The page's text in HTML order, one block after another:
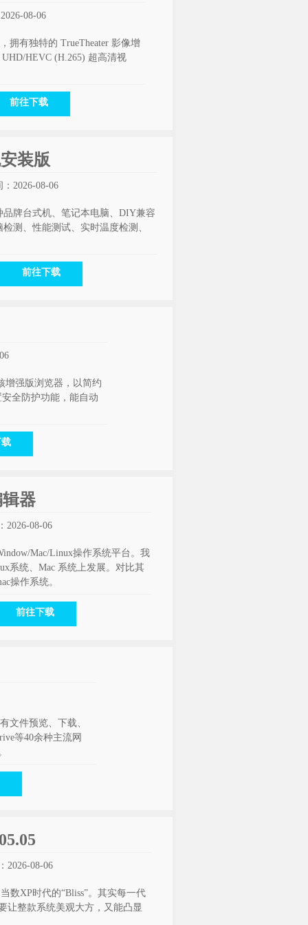
08-06
拥有独特的 TrueTheater 影像增
HEVC (H.265) 超高清视
前往下载
装版
2026-08-06
牌台式机、笔记本电脑、DIY兼容
测、性能测试、实时温度检测、
前往下载
增强版浏览器，以简约
全防护功能，能自动
器
2026-08-06
Mac/Linux操作系统平台。我
系统、Mac 系统上发展。对比其
操作系统。
前往下载
文件预览、下载、
等40余种主流网
2026-08-06
数XP时代的“Bliss”。其实每一代
让整款系统美观大方，又能凸显